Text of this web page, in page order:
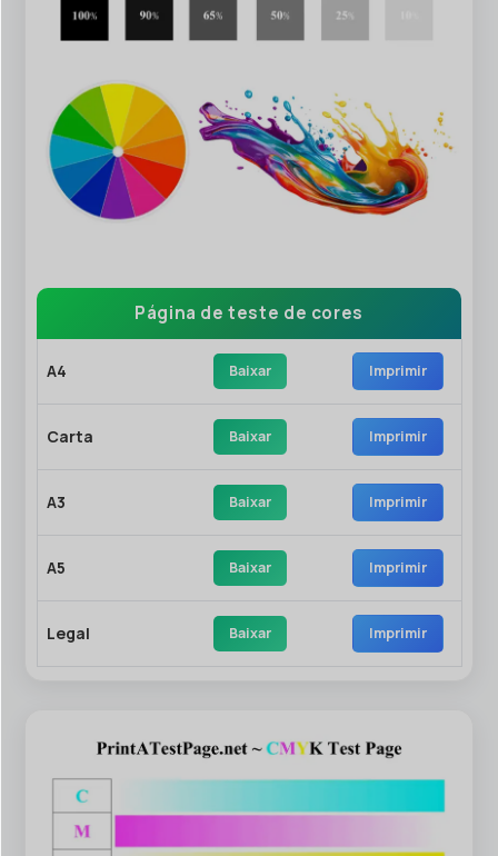
Página de teste de cores
A4 Baixar Imprimir
Carta Baixar Imprimir
A3 Baixar Imprimir
A5 Baixar Imprimir
Legal Baixar Imprimir